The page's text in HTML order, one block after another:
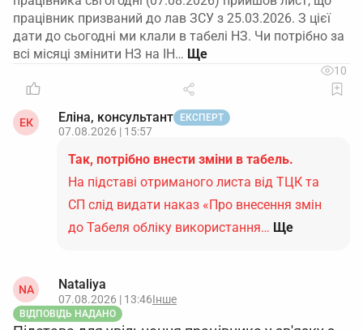
працівник призваний до лав ЗСУ з 25.03.2026. З цієї
дати до сьогодні ми клали в табелі НЗ. Чи потрібно за
всі місяці змінити НЗ на ІН…
10
ЕК Еліна, консультант ЕКСПЕРТ
07.08.2026 | 15:57
Так, потрібно внести зміни в табель.
На підставі отриманого листа від ТЦК та
СП слід видати наказ «Про внесення змін
до Табеля обліку використання… Ще
NA Nataliya
07.08.2026 | 13:46Інше
ВІДПОВІДЬ НАДАНО